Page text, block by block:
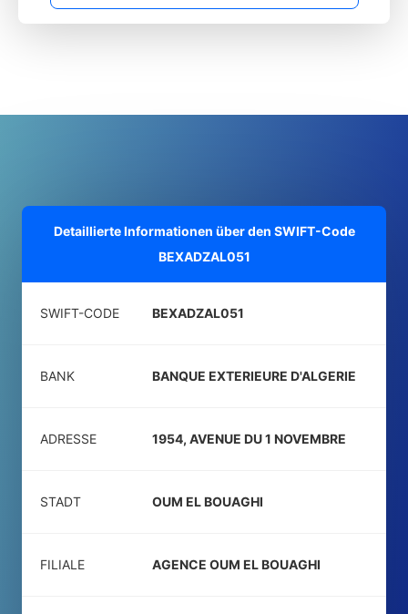
Detaillierte Informationen über den SWIFT-Code
BEXADZAL051
SWIFT-CODE BEXADZAL051
BANK BANQUE EXTERIEURE D'ALGERIE
ADRESSE 1954, AVENUE DU 1 NOVEMBRE
STADT OUM EL BOUAGHI
FILIALE AGENCE OUM EL BOUAGHI